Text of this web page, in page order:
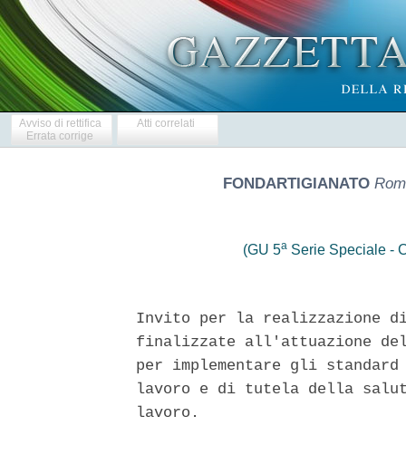
Avviso di rettifica
Errata corrige
Atti correlati
FONDARTIGIANATO
(GU 5a Serie Speciale -
Invito per la realizzazione
finalizzate all'attuazione del
per implementare gli
lavoro e di tutela della
lavoro.